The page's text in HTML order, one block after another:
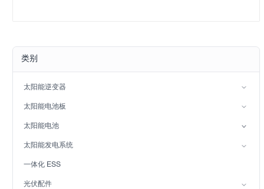
类别
太阳能逆变器
分相逆变器
混合太阳能逆变器（IP21）
混合太阳能逆变器（IP65）
太阳能电池板
单核细胞增多症
太阳能电池
铅酸电池
LiFePO4电池
太阳能发电系统
并网太阳能发电系统
离网太阳能系统
一体化 ESS
光伏配件